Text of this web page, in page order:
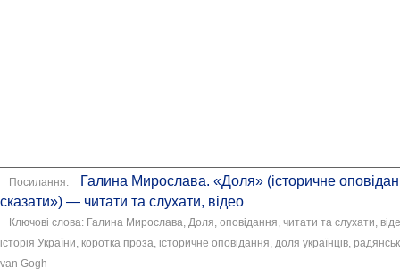
Посилання:
Галина Мирослава. «Доля» (історичне
сказати») — читати та слухати, відео
Ключові слова: Галина Мирослава, Доля, оповідання, читати та слухати,
історія України, коротка проза, історичне оповідання, доля українців,
van Gogh